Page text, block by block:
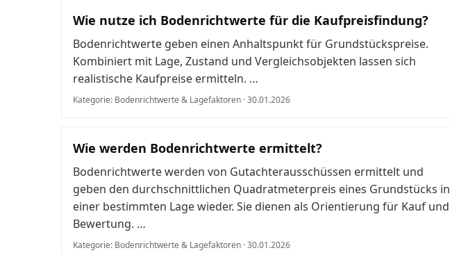
Wie nutze ich Bodenrichtwerte für die Kaufpreisfindung?
Bodenrichtwerte geben einen Anhaltspunkt für Grundstückspreise.
Kombiniert mit Lage, Zustand und Vergleichsobjekten lassen sich
realistische Kaufpreise ermitteln. …
Kategorie: Bodenrichtwerte & Lagefaktoren · 30.01.2026
Wie werden Bodenrichtwerte ermittelt?
Bodenrichtwerte werden von Gutachterausschüssen ermittelt und
geben den durchschnittlichen Quadratmeterpreis eines Grundstücks in
einer bestimmten Lage wieder. Sie dienen als Orientierung für Kauf und
Bewertung. …
Kategorie: Bodenrichtwerte & Lagefaktoren · 30.01.2026